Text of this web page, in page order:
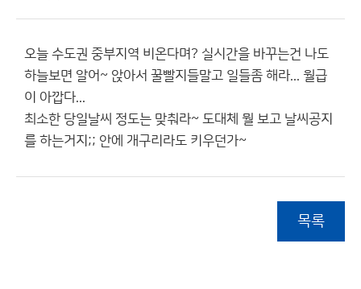
오늘 수도권 중부지역 비온다며? 실시간을 바꾸는건 나도
하늘보면 알어~ 앉아서 꿀빨지들말고 일들좀 해라... 월급
이 아깝다...
최소한 당일날씨 정도는 맞춰라~ 도대체 뭘 보고 날씨공지
를 하는거지;; 안에 개구리라도 키우던가~
목록